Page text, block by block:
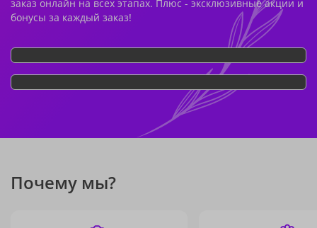
заказ онлайн на всех этапах. Плюс - эксклюзивные акции и
бонусы за каждый заказ!
Почему мы?